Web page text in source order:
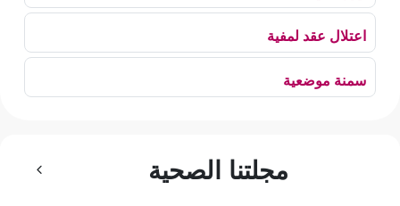
اعتلال عقد لمفية
سمنة موضعية
مجلتنا الصحية